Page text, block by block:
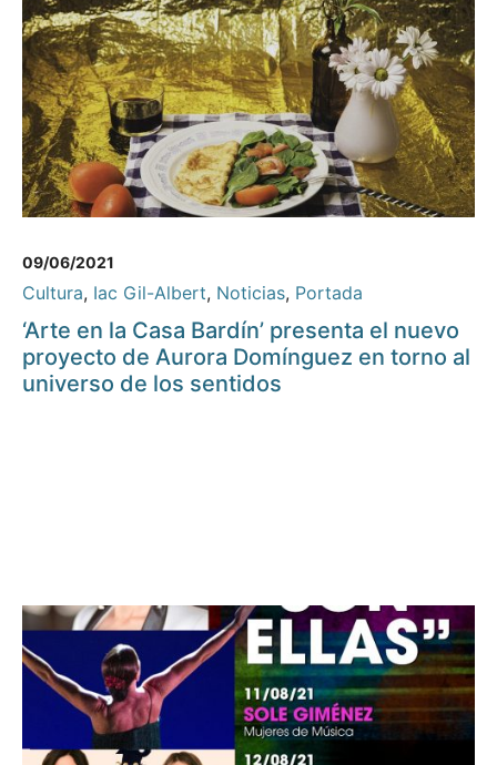
09/06/2021
Cultura, Iac Gil-Albert, Noticias, Portada
‘Arte en la Casa Bardín’ presenta el nuevo
proyecto de Aurora Domínguez en torno al
universo de los sentidos